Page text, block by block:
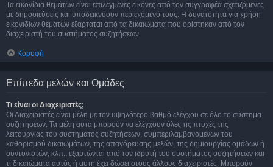
Τα εικονίδια θεμάτων είναι επιλεγμένες εικόνες από τον συγγραφέα σχετιζόμενες
με δημοσιεύσεις και υποδεικνύουν περιεχόμενό τους. Η δυνατότητα για χρήση
εικονιδίων θεμάτων εξαρτάται από τα δικαιώματα που ορίστηκαν από τον
διαχειριστή του συστήματος συζητήσεων.
Κορυφή
Επίπεδα μελών και Ομάδες
Τι είναι οι Διαχειριστές;
Οι Διαχειριστές είναι μέλη με τον υψηλότερο βαθμό ελέγχου σε όλο το σύστημα
συζητήσεων. Τα μέλη αυτά μπορούν να ελέγχουν όλες τις πτυχές της
λειτουργίας του συστήματος συζητήσεων, συμπεριλαμβανομένων του
καθορισμού δικαιωμάτων, της απαγόρευσης μελών, της δημιουργίας ομάδων ή
συντονιστών, κλπ., εξαρτώνται από τον ιδρυτή του συστήματος συζητήσεων και
τι δικαιώματα αυτός ή αυτή έχει δώσει στους άλλους διαχειριστές. Μπορούν